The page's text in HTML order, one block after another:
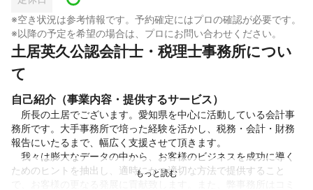
※空き状況は参考情報です。予約確定にはプロの確認が必要です。
※以降の予定を希望の場合は、プロにお問い合わせください。
土居英久公認会計士・税理士事務所につい
て
自己紹介（事業内容・提供するサービス）
所長の土居でございます。愛知県を中心に活動している会計事
務所です。大手事務所で培った経験を活かし、税務・会計・財務
報告にいたるまで、幅広く支援させて頂きます。
我々は膨大なデータの中から、お客様のビジネスを成功に導く
ためのヒントを抽出し、適時にかつ適切な方法で提供すること